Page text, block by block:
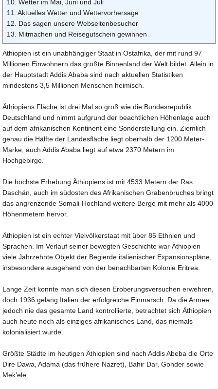
10. Wetter im Mai, Juni und Juli
11. Aktuelles Wetter und Wettervorhersage
12. Das sagen unsere Webseitenbesucher
13. Mitmachen und Reisegutschein gewinnen
Äthiopien ist ein unabhängiger Staat in Ostafrika, der mit rund 97
Millionen Einwohnern das größte Binnenland der Welt bildet. Allein in
der Hauptstadt Addis Ababa sind nach aktuellen Statistiken
mindestens 3,5 Millionen Menschen heimisch.
Äthiopiens Fläche ist drei Mal so groß wie die Bundesrepublik
Deutschland und nimmt aufgrund der beachtlichen Höhenlage auch
auf dem afrikanischen Kontinent eine Sonderstellung ein. Ziemlich
genau die Hälfte der Landesfläche liegt oberhalb der 1200 Meter-
Marke, auch Addis Ababa liegt auf etwa 2370 Metern im
Hochgebirge.
Die höchste Erhebung Äthiopiens ist mit 4533 Metern der Ras
Daschän, auch im südosten des Afrikanischen Grabenbruches bringt
das angrenzende Somali-Hochland weitere Berge mit mehr als 4000
Höhenmetern hervor.
Äthiopien ist ein echter Vielvölkerstaat mit über 85 Ethnien und
Sprachen. Im Verlauf seiner bewegten Geschichte war Äthiopien
viele Jahrzehnte Objekt der Begierde italienischer Expansionspläne,
insbesondere ausgehend von der benachbarten Kolonie Eritrea.
Lange Zeit konnte man sich diesen Eroberungsversuchen erwehren,
doch 1936 gelang Italien der erfolgreiche Einmarsch. Da die Armee
jedoch nie das gesamte Land kontrollierte, betrachtet sich Äthiopien
auch heute noch als einziges afrikanisches Land, das niemals
kolonialisiert wurde.
Größte Städte im heutigen Äthiopien sind nach Addis Abeba die Orte
Dire Dawa, Adama (das frühere Nazret), Bahir Dar, Gonder sowie
Mek’ele.